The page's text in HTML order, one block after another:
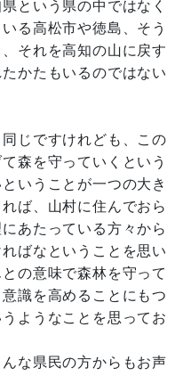
という県の中ではなく
る高松市や徳島、そう
それを高知の山に戻す
かたもいるのではない
じですけれども、この
森を守っていくという
いうことが一つの大き
ば、山村に住んでおら
あたっている方々から
ばなということを思い
の意味で森林を守って
識を高めることにもつ
ようなことを思ってお
な県民の方からもお声